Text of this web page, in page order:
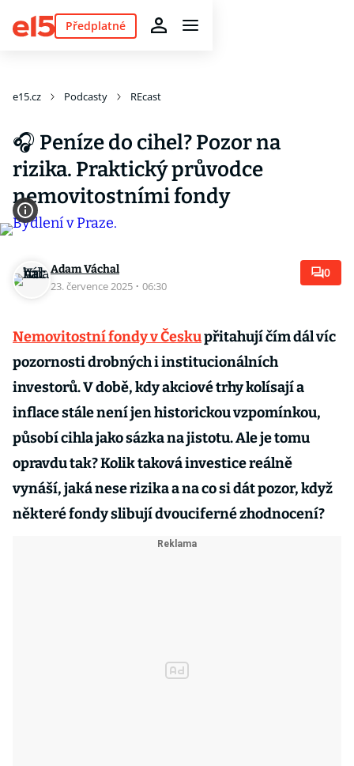
Předplatné
e15.cz Podcasty REcast
🎧 Peníze do cihel? Pozor na
rizika. Praktický průvodce
nemovitostními fondy
Adam Váchal
23. července 2025 · 06:30
0
Nemovitostní fondy v Českupřitahují čím dál víc
pozornosti drobných i institucionálních
investorů. V době, kdy akciové trhy kolísají a
inflace stále není jen historickou vzpomínkou,
působí cihla jako sázka na jistotu. Ale je tomu
opravdu tak? Kolik taková investice reálně
vynáší, jaká nese rizika a na co si dát pozor, když
některé fondy slibují dvouciferné zhodnocení?